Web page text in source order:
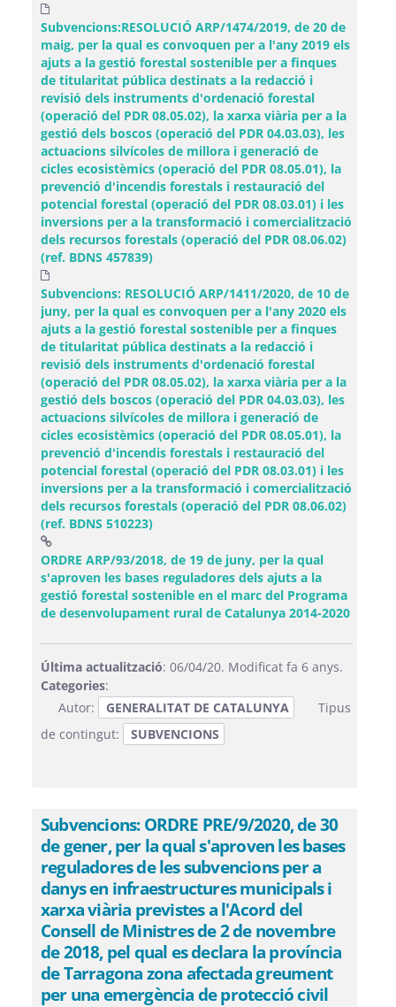
Subvencions:RESOLUCIÓ ARP/1474/2019, de 20 de
maig, per la qual es convoquen per a l'any 2019 els
ajuts a la gestió forestal sostenible per a finques
de titularitat pública destinats a la redacció i
revisió dels instruments d'ordenació forestal
(operació del PDR 08.05.02), la xarxa viària per a la
gestió dels boscos (operació del PDR 04.03.03), les
actuacions silvícoles de millora i generació de
cicles ecosistèmics (operació del PDR 08.05.01), la
prevenció d'incendis forestals i restauració del
potencial forestal (operació del PDR 08.03.01) i les
inversions per a la transformació i comercialització
dels recursos forestals (operació del PDR 08.06.02)
(ref. BDNS 457839)
Subvencions: RESOLUCIÓ ARP/1411/2020, de 10 de
juny, per la qual es convoquen per a l'any 2020 els
ajuts a la gestió forestal sostenible per a finques
de titularitat pública destinats a la redacció i
revisió dels instruments d'ordenació forestal
(operació del PDR 08.05.02), la xarxa viària per a la
gestió dels boscos (operació del PDR 04.03.03), les
actuacions silvícoles de millora i generació de
cicles ecosistèmics (operació del PDR 08.05.01), la
prevenció d'incendis forestals i restauració del
potencial forestal (operació del PDR 08.03.01) i les
inversions per a la transformació i comercialització
dels recursos forestals (operació del PDR 08.06.02)
(ref. BDNS 510223)
ORDRE ARP/93/2018, de 19 de juny, per la qual
s'aproven les bases reguladores dels ajuts a la
gestió forestal sostenible en el marc del Programa
de desenvolupament rural de Catalunya 2014-2020(Obre
Última actualització: 06/04/20. Modificat fa 6 anys.
Categories:
Autor:
GENERALITAT DE CATALUNYA
Tipus
de contingut:
SUBVENCIONS
Subvencions: ORDRE PRE/9/2020, de 30
de gener, per la qual s'aproven les bases
reguladores de les subvencions per a
danys en infraestructures municipals i
xarxa viària previstes a l'Acord del
Consell de Ministres de 2 de novembre
de 2018, pel qual es declara la província
de Tarragona zona afectada greument
per una emergència de protecció civil